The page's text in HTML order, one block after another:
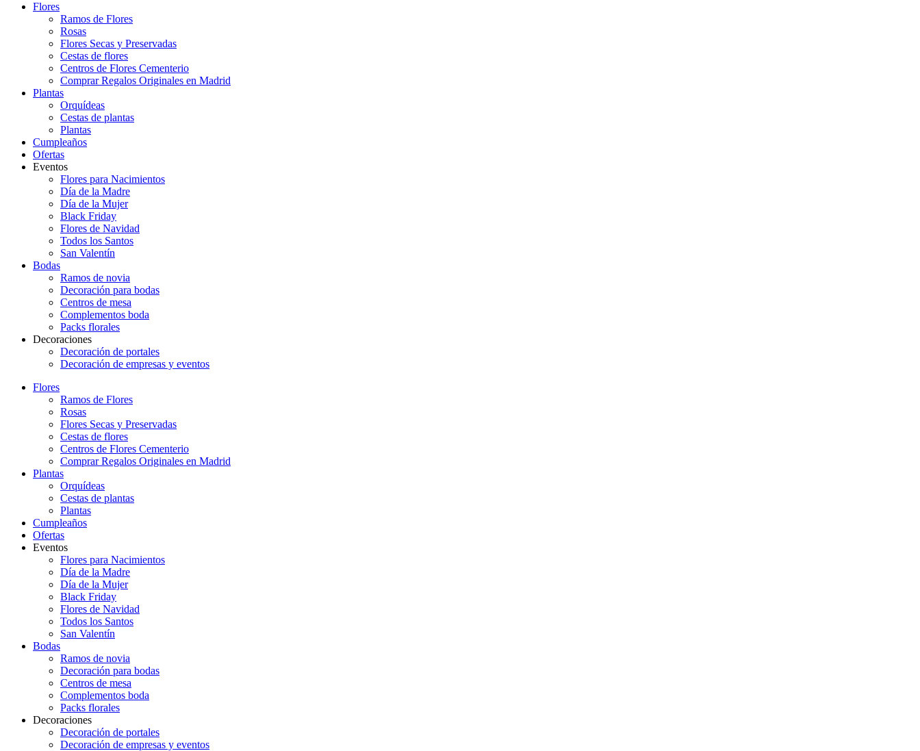
Flores
Ramos de Flores
Rosas
Flores Secas y Preservadas
Cestas de flores
Centros de Flores Cementerio
Comprar Regalos Originales en Madrid
Plantas
Orquídeas
Cestas de plantas
Plantas
Cumpleaños
Ofertas
Eventos
Flores para Nacimientos
Día de la Madre
Día de la Mujer
Black Friday
Flores de Navidad
Todos los Santos
San Valentín
Bodas
Ramos de novia
Decoración para bodas
Centros de mesa
Complementos boda
Packs florales
Decoraciones
Decoración de portales
Decoración de empresas y eventos
Flores
Ramos de Flores
Rosas
Flores Secas y Preservadas
Cestas de flores
Centros de Flores Cementerio
Comprar Regalos Originales en Madrid
Plantas
Orquídeas
Cestas de plantas
Plantas
Cumpleaños
Ofertas
Eventos
Flores para Nacimientos
Día de la Madre
Día de la Mujer
Black Friday
Flores de Navidad
Todos los Santos
San Valentín
Bodas
Ramos de novia
Decoración para bodas
Centros de mesa
Complementos boda
Packs florales
Decoraciones
Decoración de portales
Decoración de empresas y eventos